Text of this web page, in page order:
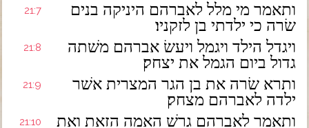
21:7
ותאמר מי מלל לאברהם היניקה בנים
שׂרה כי ילדתי בן לזקניו׃
21:8
ויגדל הילד ויגמל ויעשׂ אברהם משׁתה
גדול ביום הגמל את יצחק׃
21:9
ותרא שׂרה את בן הגר המצרית אשׁר
ילדה לאברהם מצחק׃
21:10
ותאמר לאברהם גרשׁ האמה הזאת ואת